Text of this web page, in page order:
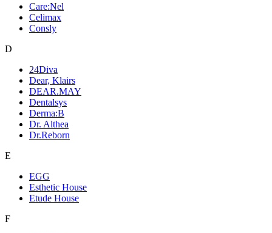
Care:Nel
Celimax
Consly
D
24Diva
Dear, Klairs
DEAR.MAY
Dentalsys
Derma:B
Dr. Althea
Dr.Reborn
E
EGG
Esthetic House
Etude House
F